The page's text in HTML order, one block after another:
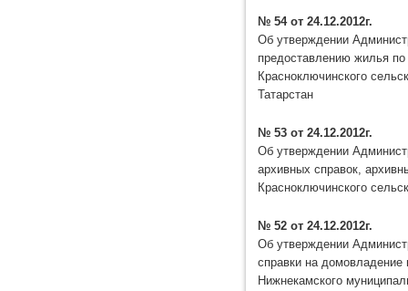
№ 54 от 24.12.2012г.
Об утверждении
предоставлению жилья
Красноключинского
Татарстан
№ 53 от 24.12.2012г.
Об утверждении
архивных справок,
Красноключинского
№ 52 от 24.12.2012г.
Об утверждении
справки на домовладение
Нижнекамского